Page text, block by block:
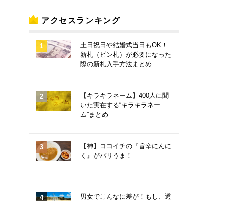
アクセスランキング
土日祝日や結婚式当日もOK！
新札（ピン札）が必要になった
際の新札入手方法まとめ
【キラキラネーム】400人に聞
いた実在する“キラキラネー
ム”まとめ
【神】ココイチの『旨辛にんに
く』がバリうま！
男女でこんなに差が！もし、透